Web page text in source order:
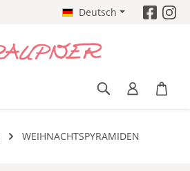
Deutsch
WEIHNACHTSPYRAMIDEN